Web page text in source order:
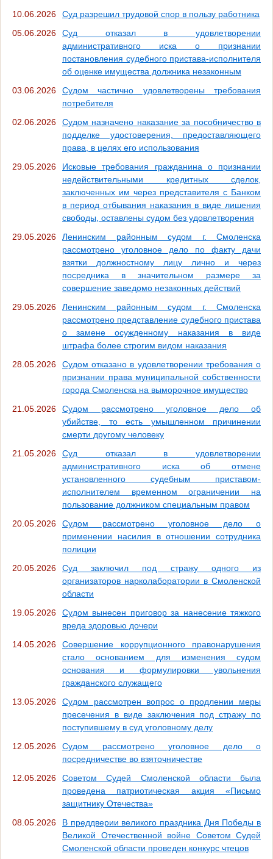
10.06.2026
Суд разрешил трудовой спор в пользу работника
05.06.2026
Суд отказал в удовлетворении
административного иска о признании
постановления судебного пристава-исполнителя
об оценке имущества должника незаконным
03.06.2026
Судом частично удовлетворены требования
потребителя
02.06.2026
Судом назначено наказание за пособничество в
подделке удостоверения, предоставляющего
права, в целях его использования
29.05.2026
Исковые требования гражданина о признании
недействительными кредитных сделок,
заключенных им через представителя с Банком
в период отбывания наказания в виде лишения
свободы, оставлены судом без удовлетворения
29.05.2026
Ленинским районным судом г. Смоленска
рассмотрено уголовное дело по факту дачи
взятки должностному лицу лично и через
посредника в значительном размере за
совершение заведомо незаконных действий
29.05.2026
Ленинским районным судом г. Смоленска
рассмотрено представление судебного пристава
о замене осужденному наказания в виде
штрафа более строгим видом наказания
28.05.2026
Судом отказано в удовлетворении требования о
признании права муниципальной собственности
города Смоленска на выморочное имущество
21.05.2026
Судом рассмотрено уголовное дело об
убийстве, то есть умышленном причинении
смерти другому человеку
21.05.2026
Суд отказал в удовлетворении
административного иска об отмене
установленного судебным приставом-
исполнителем временном ограничении на
пользование должником специальным правом
20.05.2026
Судом рассмотрено уголовное дело о
применении насилия в отношении сотрудника
полиции
20.05.2026
Суд заключил под стражу одного из
организаторов нарколаборатории в Смоленской
области
19.05.2026
Судом вынесен приговор за нанесение тяжкого
вреда здоровью дочери
14.05.2026
Совершение коррупционного правонарушения
стало основанием для изменения судом
основания и формулировки увольнения
гражданского служащего
13.05.2026
Судом рассмотрен вопрос о продлении меры
пресечения в виде заключения под стражу по
поступившему в суд уголовному делу
12.05.2026
Судом рассмотрено уголовное дело о
посредничестве во взяточничестве
12.05.2026
Советом Судей Смоленской области была
проведена патриотическая акция «Письмо
защитнику Отечества»
08.05.2026
В преддверии великого праздника Дня Победы в
Великой Отечественной войне Советом Судей
Смоленской области проведен конкурс чтецов